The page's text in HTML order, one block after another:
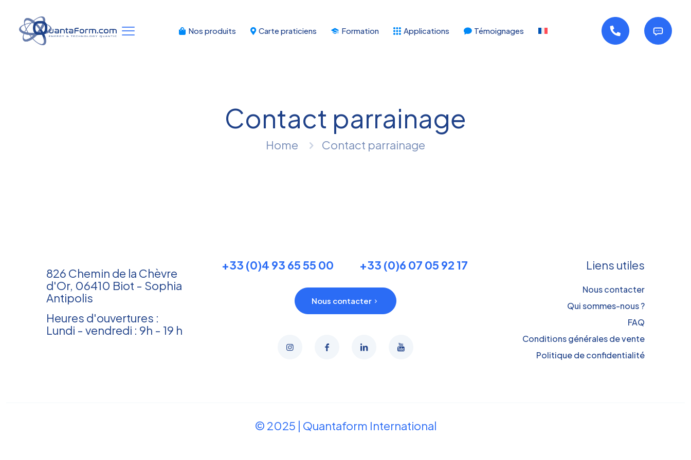
Nos produits Carte praticiens Formation Applications Témoignages
Contact parrainage
Home Contact parrainage
826 Chemin de la Chèvre
d'Or, 06410 Biot - Sophia
Antipolis
Heures d'ouvertures :
Lundi - vendredi : 9h - 19 h
+33 (0)4 93 65 55 00 +33 (0)6 07 05 92 17
Nous contacter
Liens utiles
Nous contacter
Qui sommes-nous ?
FAQ
Conditions générales de vente
Politique de confidentialité
© 2025 | Quantaform International